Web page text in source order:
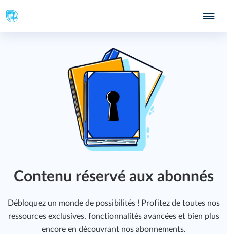
Contenu réservé aux abonnés
Débloquez un monde de possibilités ! Profitez de toutes nos
ressources exclusives, fonctionnalités avancées et bien plus
encore en découvrant nos abonnements.